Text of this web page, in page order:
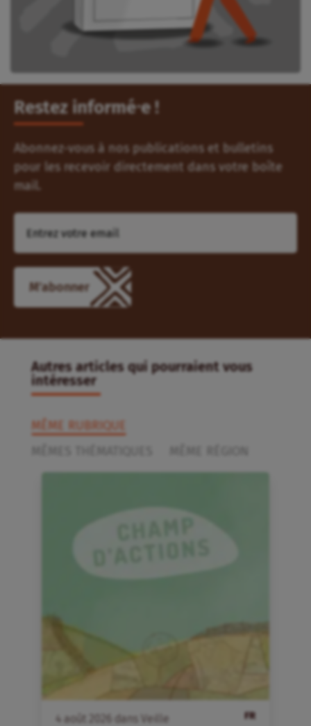
Restez informé⸱e !
Abonnez-vous à nos publications et bulletins
pour les recevoir directement dans votre boîte
mail.
M'abonner
Autres articles qui pourraient vous
intéresser
MÊME RUBRIQUE
FR
4 août dans
Veille